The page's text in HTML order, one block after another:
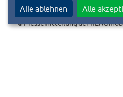
©Pressemitteilung der HEAG
Alle ablehnen Alle